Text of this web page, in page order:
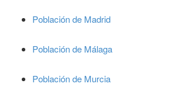
Población de Madrid
Población de Málaga
Población de Murcia